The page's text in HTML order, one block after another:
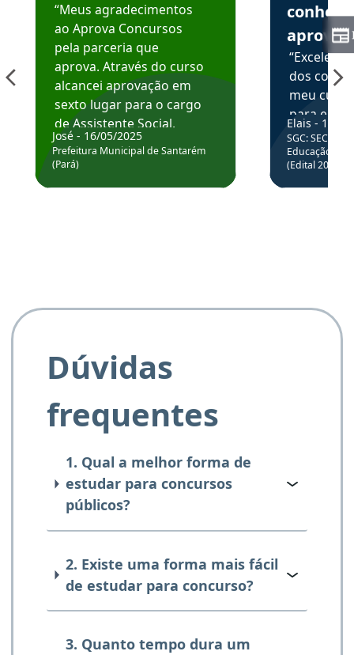
“Meus agradecimentos
ao Aprova Concursos
pela parceria que
aprova. Através do curso
alcancei aprovação em
sexto lugar para o cargo
de Assistente Social.
Hoje estou atuando na
Prefeitura de Santarém.
José - 16/05/2025
Prefeitura Municipal de Santarém
(Pará)
aprova
dos
meu
para
colocar
através
de
Elais - 15/
SGC: SEC BA
Educação
(Edital
Dúvidas
frequentes
1. Qual a melhor forma de
estudar para concursos
públicos?
2. Existe uma forma mais fácil
de estudar para concurso?
3. Quanto tempo dura um